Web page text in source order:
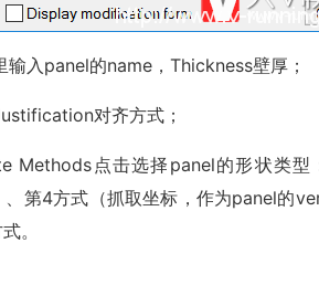
输入panel的name，Thickness壁厚；
对齐方式；
Methods点击选择panel的形状类
第4方式（抓取坐标，作为panel的
。